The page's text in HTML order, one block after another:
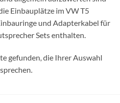
Einbauplätze im VW T5
und Adapterkabel für
Sets enthalten.
gefunden, die Ihrer Auswahl